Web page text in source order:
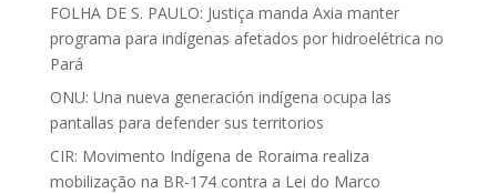
FOLHA DE S. PAULO: Justiça manda Axia manter
programa para indígenas afetados por hidroelétrica no
Pará
ONU: Una nueva generación indígena ocupa las
pantallas para defender sus territorios
CIR: Movimento Indígena de Roraima realiza
mobilização na BR-174 contra a Lei do Marco